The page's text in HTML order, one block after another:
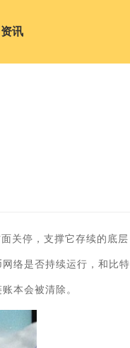
资讯
关停，支撑它存续的底层
络是否持续运行，和比特
本会被清除。